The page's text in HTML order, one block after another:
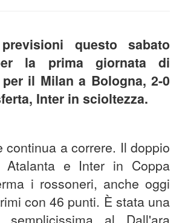
questo sabato
la prima giornata di
il Milan a Bologna, 2-0
Inter in scioltezza.
continua a correre. Il doppio
Atalanta e Inter in Coppa
i rossoneri, anche oggi
con 46 punti. È stata una